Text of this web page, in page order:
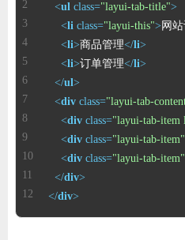
登录
<ul class="layui-tab-title">
<li class="layui-this"> 网
<li>商品管理</li>
<li>订单管理</li>
</ul>
<div class="layui-tab-
<div class="layui-tab-item
<div class="layui-tab-item"
<div class="layui-tab-item"
</div>
</div>